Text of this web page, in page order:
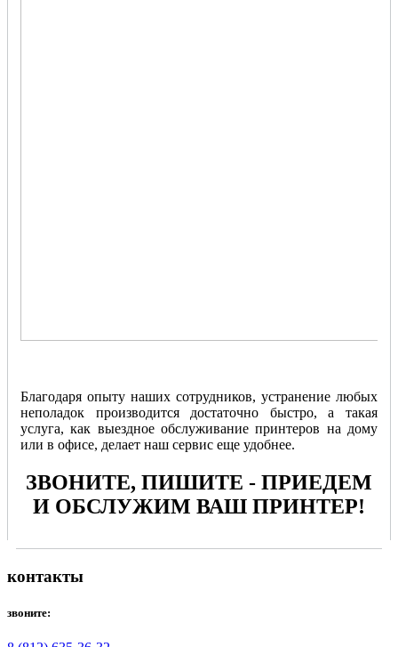
Благодаря опыту наших сотрудников, устранение любых
неполадок производится достаточно быстро, а такая
услуга, как выездное обслуживание принтеров на дому
или в офисе, делает наш сервис еще удобнее.
ЗВОНИТЕ, ПИШИТЕ - ПРИЕДЕМ
И ОБСЛУЖИМ ВАШ ПРИНТЕР!
контакты
звоните: